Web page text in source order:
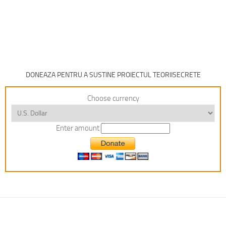
DONEAZA PENTRU A SUSTINE PROIECTUL TEORIISECRETE
Choose currency
Enter amount